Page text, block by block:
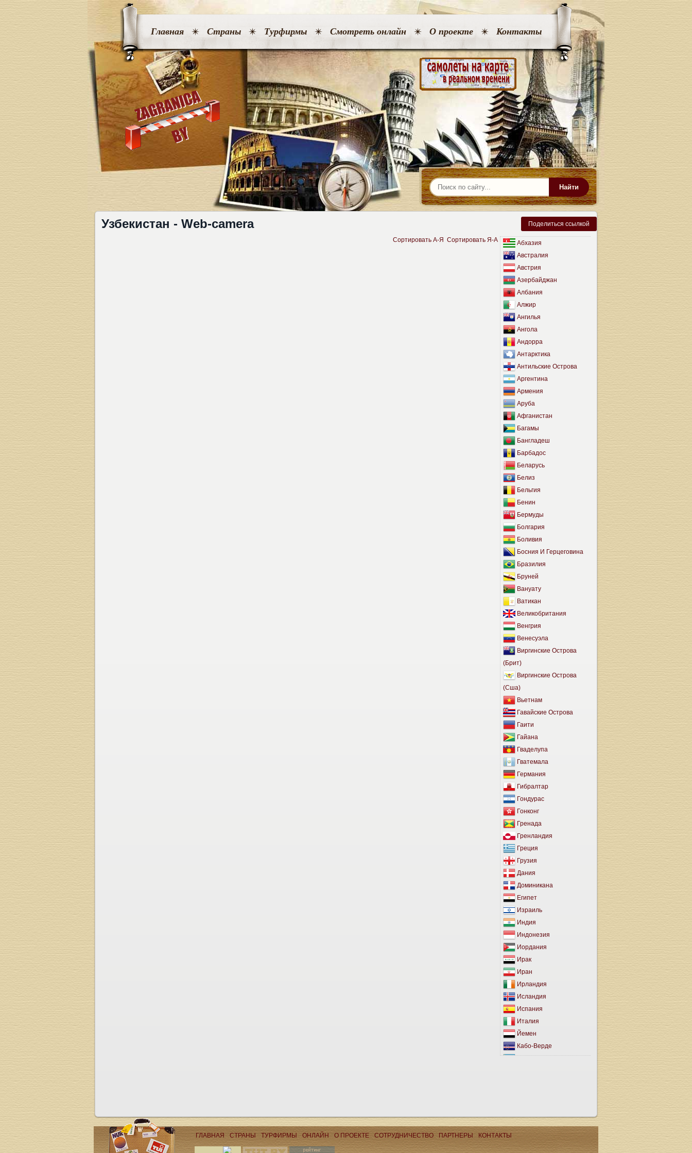
Главная Страны Турфирмы Смотреть онлайн О проекте Контакты
Найти
Узбекистан - Web-camera Поделиться ссылкой
Абхазия
Австралия
Австрия
Азербайджан
Албания
Алжир
Ангилья
Ангола
Андорра
Антарктика
Антильские Острова
Аргентина
Армения
Аруба
Афганистан
Багамы
Бангладеш
Барбадос
Беларусь
Белиз
Бельгия
Бенин
Бермуды
Болгария
Боливия
Босния И Герцеговина
Бразилия
Бруней
Вануату
Ватикан
Великобритания
Венгрия
Венесуэла
Виргинские Острова
(Брит)
Виргинские Острова
(Сша)
Вьетнам
Гавайские Острова
Гаити
Гайана
Гваделупа
Гватемала
Германия
Гибралтар
Гондурас
Гонконг
Гренада
Гренландия
Греция
Грузия
Дания
Доминикана
Египет
Израиль
Индия
Индонезия
Иордания
Ирак
Иран
Ирландия
Исландия
Испания
Италия
Йемен
Кабо-Верде
Катар
Кения
Кипр
Сортировать A-Я Сортировать Я-А
ГЛАВНАЯ СТРАНЫ ТУРФИРМЫ ОНЛАЙН О ПРОЕКТЕ CОТРУДНИЧЕСТВО ПАРТНЕРЫ КОНТАКТЫ